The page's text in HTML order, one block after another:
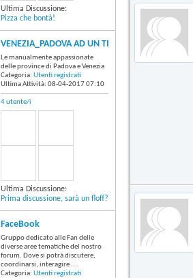
Ultima Discussione:
Pizza che bontà!
VENEZIA_PADOVA AD UN TIRO DI SCHIOPPO
Le manualmente appassionate
delle province di Padova e Venezia
Categoria: Utenti registrati
Ultima Attività: 08-04-201707:10
4 utente/i
Ultima Discussione:
Prima discussione, sarà un floff?
FaceBook
Gruppo dedicato alle Fan delle
diverse aree tematiche del nostro
forum. Dove si potrà discutere,
coordinarsi, interagire ....
Categoria: Utenti registrati